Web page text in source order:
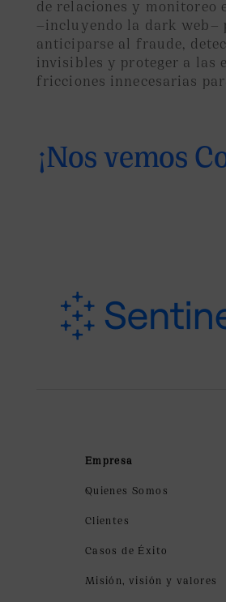
de relaciones y monitoreo
—incluyendo la dark web—
anticiparse al fraude,
invisibles y proteger a las
fricciones innecesarias
¡Nos vemos
Empresa
Quienes Somos
Clientes
Casos de Éxito
Misión, visión y valores